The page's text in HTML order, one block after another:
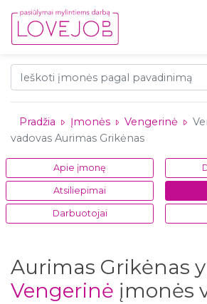
Pradžia Įmonės Vengerinė
vadovas Aurimas Grikėnas
Apie įmonę
Atsiliepimai
Darbuotojai
Aurimas Grikėnas
Vengerinė įmonės